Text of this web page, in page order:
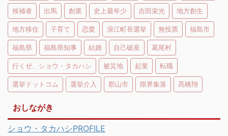
候補者 出馬 創業 史上最年少 吉田栄光 地方創生
地方移住 子育て 恋愛 浪江町長選挙 無投票 福島市
福島県 福島県知事 結婚 自己破産 葛尾村
行くぜ、ショウ・タカハシ 被災地 起業 転職
選挙ドットコム 選挙介入 郡山市 限界集落 髙橋翔
おしながき
ショウ・タカハシPROFILE